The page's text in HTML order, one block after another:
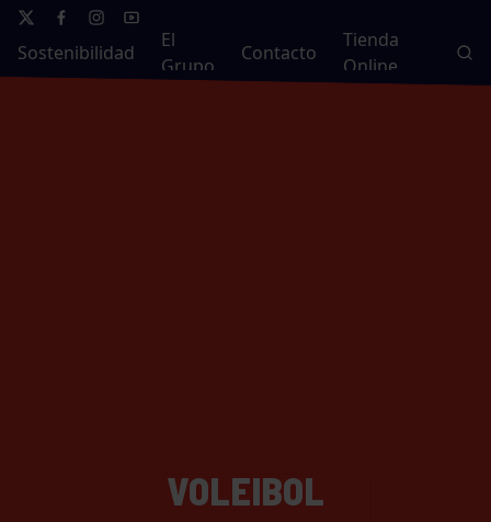
Sostenibilidad
El
Grupo
Contacto
Tienda
Online
VOLEIBOL